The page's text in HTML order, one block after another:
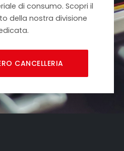
di consumo. Scopri il
della nostra divisione
CANCELLERIA